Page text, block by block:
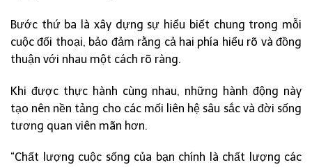
Bước thứ ba là xây dựng sự hiểu biết chung trong mỗi
cuộc đối thoại, bảo đảm rằng cả hai phía hiểu rõ và đồng
thuận với nhau một cách rõ ràng.
Khi được thực hành cùng nhau, những hành động này
tạo nên nền tảng cho các mối liên hệ sâu sắc và đời sống
tương quan viên mãn hơn.
“Chất lượng cuộc sống của bạn chính là chất lượng các